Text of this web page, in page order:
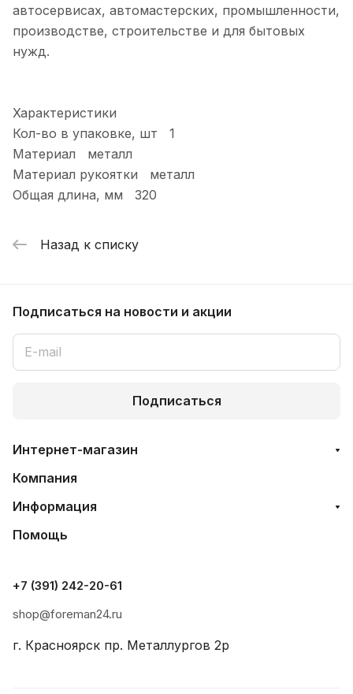
автосервисах, автомастерских, промышленности,
производстве, строительстве и для бытовых
нужд.
Характеристики
Кол-во в упаковке, шт 1
Материал металл
Материал рукоятки металл
Общая длина, мм 320
Назад к списку
Подписаться на новости и акции
Подписаться
Интернет-магазин
Компания
Информация
Помощь
+7 (391) 242-20-61
shop@foreman24.ru
г. Красноярск пр. Металлургов 2р